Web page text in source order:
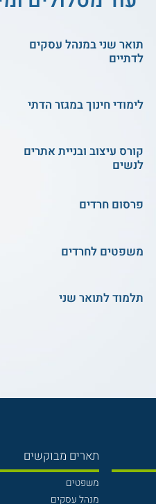
תואר שני במנהל עסקים
לדתיים
לימודי חינוך במגזר הדתי
קורס עיצוב ובניית אתרים
לנשים
פרסום חרדים
משפטים לחרדים
תלמוד לתואר שני
תארים מבוקשים
משפטים
מנהל עסקים